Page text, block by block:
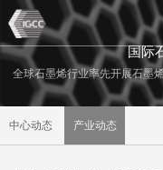
国际
全球石墨烯行业率先开展石墨
中心动态 产业动态